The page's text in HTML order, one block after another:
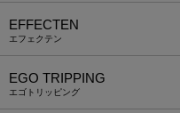
EFFECTEN
エフェクテン
EGO TRIPPING
エゴトリッピング